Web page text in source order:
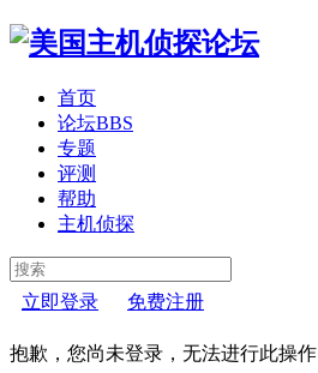
首页
论坛BBS
专题
评测
帮助
主机侦探
立即登录 免费注册
抱歉，您尚未登录，无法进行此操作